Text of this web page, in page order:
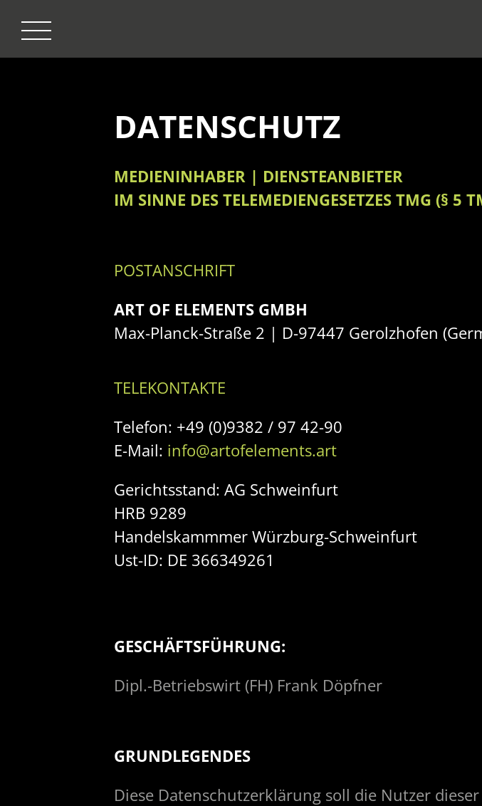
DATENSCHUTZ
MEDIENINHABER | DIENSTEANBIETER
IM SINNE DES TELEMEDIENGESETZES TMG (§ 5
POSTANSCHRIFT
ART OF ELEMENTS GMBH
Max-Planck-Straße 2 | D-97447 Gerolzhofen
TELEKONTAKTE
Telefon: +49 (0)9382 / 97 42-90
E-Mail: info@artofelements.art
Gerichtsstand: AG Schweinfurt
HRB 9289
Handelskammmer Würzburg-Schweinfurt
Ust-ID: DE 366349261
GESCHÄFTSFÜHRUNG:
Dipl.-Betriebswirt (FH) Frank Döpfner
GRUNDLEGENDES
Diese Datenschutzerklärung soll die Nutzer